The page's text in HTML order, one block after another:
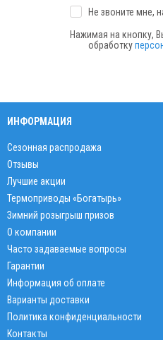
Не звоните мне,
Нажимая на кнопку,
обработку
ИНФОРМАЦИЯ
Сезонная распродажа
Отзывы
Лучшие акции
Термоприводы «Богатырь»
Зимний розыгрыш призов
О компании
Часто задаваемые вопросы
Гарантии
Информация об оплате
Варианты доставки
Политика конфиденциальности
Контакты